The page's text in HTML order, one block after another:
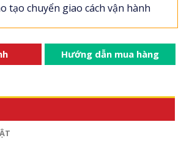
tạo chuyển giao cách vận hành
Hướng dẫn mua hàng